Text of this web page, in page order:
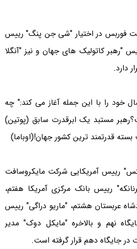
فوربس در اختیار "شی جن پنگ" رییس
"رهبر کاتولیک های جهان و نیز "آنگلا
دارد.
خود را با این جمله آغاز می کند:" چه
مستبد یک ابرقدرت سابق (پوتین)
قدرتمند ترین کشور جهان!(اوباما)
رییس آمریکایی شرکت مایکروسافت
رییس بانک مرکزی آمریکا هفتم،
عربستان هشتم، "ماریو دراگی" رییس
نهم و بالاخره "مایکل دوک" مدیر
در جایگاه دهم قرار گرفته است.